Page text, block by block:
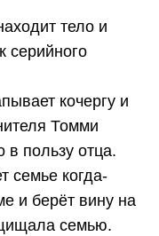
тело и
серийного
кочергу и
Томми
пользу отца.
семье когда-
и берёт вину на
семью.